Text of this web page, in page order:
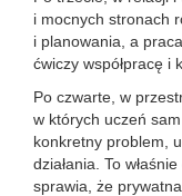
i mocnych stronach
i planowania, a
ćwiczy współpracę i
Po czwarte, w
w których uczeń
konkretny problem,
działania. To
sprawia, że